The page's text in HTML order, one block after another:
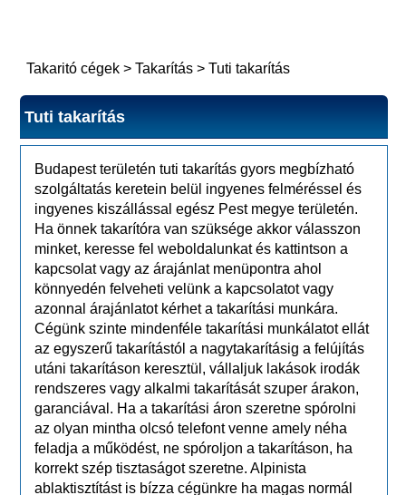
Takaritó cégek >Takarítás >Tuti takarítás
Tuti takarítás
Budapest területén tuti takarítás gyors megbízható
szolgáltatás keretein belül ingyenes felméréssel és
ingyenes kiszállással egész Pest megye területén.
Ha önnek takarítóra van szüksége akkor válasszon
minket, keresse fel weboldalunkat és kattintson a
kapcsolat vagy az árajánlat menüpontra ahol
könnyedén felveheti velünk a kapcsolatot vagy
azonnal árajánlatot kérhet a takarítási munkára.
Cégünk szinte mindenféle takarítási munkálatot ellát
az egyszerű takarítástól a nagytakarításig a felújítás
utáni takarításon keresztül, vállaljuk lakások irodák
rendszeres vagy alkalmi takarítását szuper árakon,
garanciával. Ha a takarítási áron szeretne spórolni
az olyan mintha olcsó telefont venne amely néha
feladja a működést, ne spóroljon a takarításon, ha
korrekt szép tisztaságot szeretne. Alpinista
ablaktisztítást is bízza cégünkre ha magas normál